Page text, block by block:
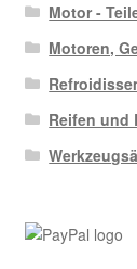
Motor -
Motoren,
Reifen und